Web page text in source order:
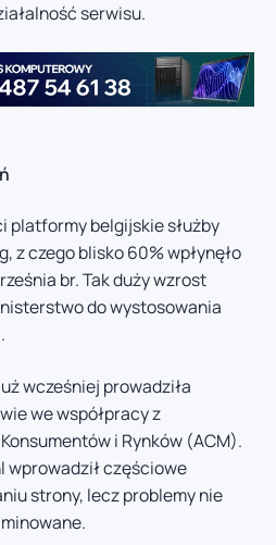
serwisu.
platformy belgijskie służby
z czego blisko 60% wpłynęło
br. Tak duży wzrost
do wystosowania
wcześniej prowadziła
we współpracy z
i Rynków (ACM).
wprowadził częściowe
strony, lecz problemy nie